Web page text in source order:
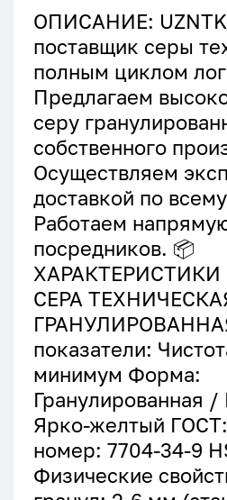
ОПИСАНИЕ:
поставщик серы
полным циклом
Предлагаем
серу
собственного
Осуществляем
доставкой по
Работаем
посредников. 📦
СЕРА
показатели:
минимум Форма:
Гранулированная
Ярко-желтый ГОСТ:
номер: 7704-34-9
Физические